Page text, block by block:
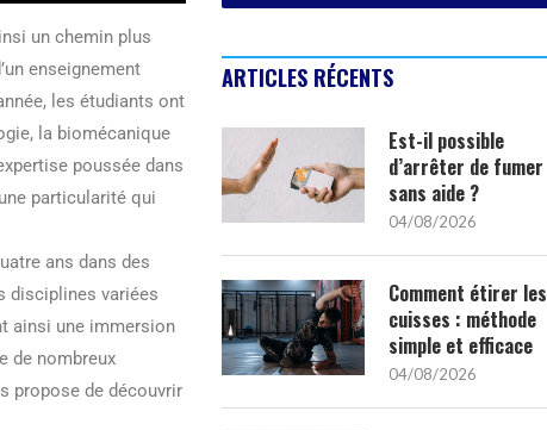
un chemin plus
enseignement
les étudiants ont
la biomécanique
poussée dans
particularité qui
ans dans des
disciplines variées
ainsi une immersion
de nombreux
propose de découvrir
ARTICLES RÉCENTS
Est-il possible
d’arrêter de fumer
sans aide ?
04/08/2026
Comment étirer les
cuisses : méthode
simple et efficace
04/08/2026